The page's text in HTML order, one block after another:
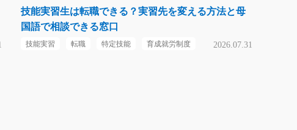
技能実習生は転職できる？実習先を変える方法と母
国語で相談できる窓口
技能実習 転職 特定技能 育成就労制度 2026.07.31